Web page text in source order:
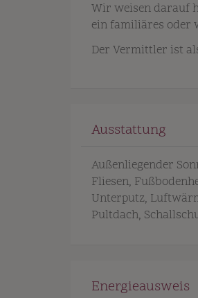
Wir weisen darauf
ein familiäres oder
Der Vermittler ist
Ausstattung
Außenliegender
Fliesen
Unterputz
Pultdach
Energieausweis